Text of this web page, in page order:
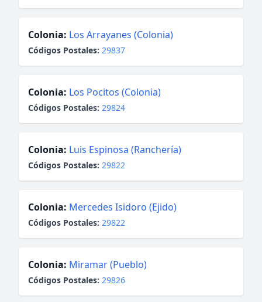
Colonia: Los Arrayanes (Colonia)
Códigos Postales: 29837
Colonia: Los Pocitos (Colonia)
Códigos Postales: 29824
Colonia: Luis Espinosa (Ranchería)
Códigos Postales: 29822
Colonia: Mercedes Isidoro (Ejido)
Códigos Postales: 29822
Colonia: Miramar (Pueblo)
Códigos Postales: 29826